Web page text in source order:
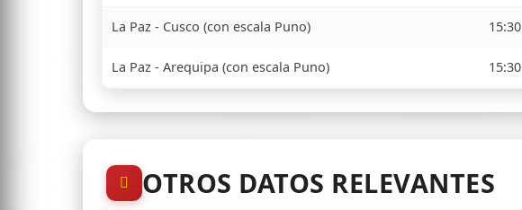
La Paz - Cusco (con escala Puno) 15:30
La Paz - Arequipa (con escala Puno) 15:30
OTROS DATOS RELEVANTES